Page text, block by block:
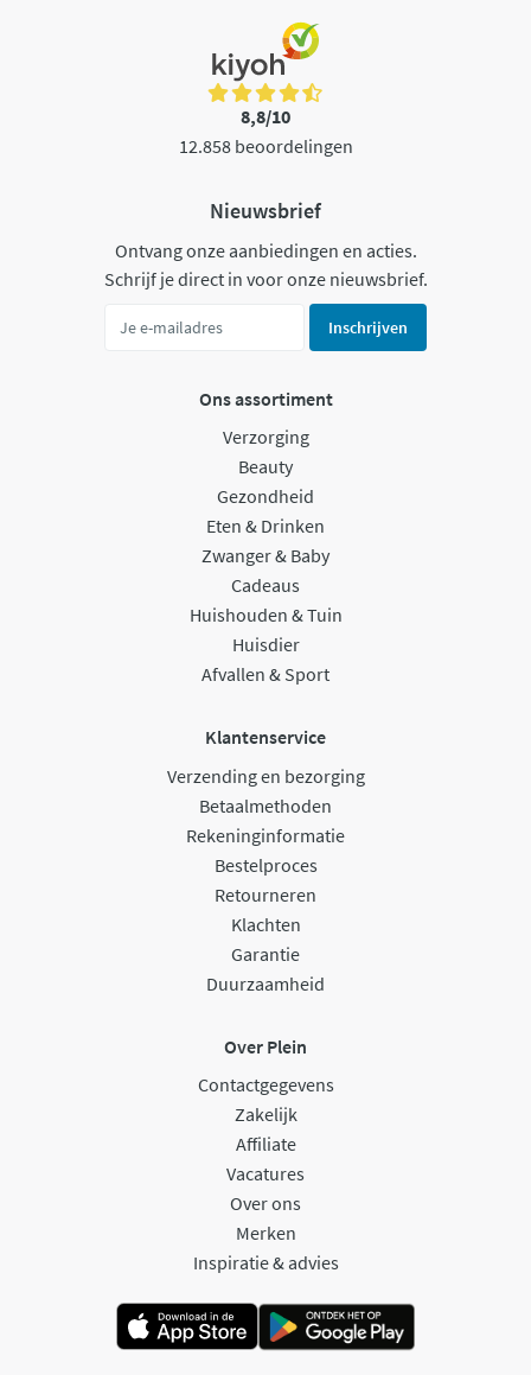
8,8/10
12.858 beoordelingen
Nieuwsbrief
Ontvang onze aanbiedingen en acties.
Schrijf je direct in voor onze nieuwsbrief.
Inschrijven
Ons assortiment
Verzorging
Beauty
Gezondheid
Eten & Drinken
Zwanger & Baby
Cadeaus
Huishouden & Tuin
Huisdier
Afvallen & Sport
Klantenservice
Verzending en bezorging
Betaalmethoden
Rekeninginformatie
Bestelproces
Retourneren
Klachten
Garantie
Duurzaamheid
Over Plein
Contactgegevens
Zakelijk
Affiliate
Vacatures
Over ons
Merken
Inspiratie & advies